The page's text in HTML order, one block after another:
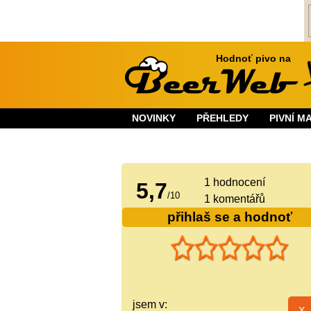
Hodnoť pivo na
NOVINKY PŘEHLEDY PIVNÍ
5,7/10
1 hodnocení
1 komentářů
přihlaš se a hodnoť
jsem v: